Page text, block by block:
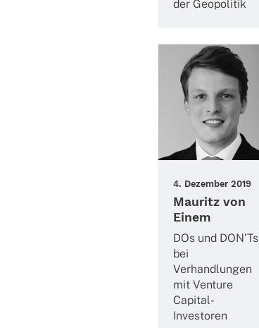
der Geopolitik
4. Dezem­ber 2019
Mauritz von
Einem
DOs und DON’Ts
bei
Verhand­lun­gen
mit Venture
Capital-
Investoren